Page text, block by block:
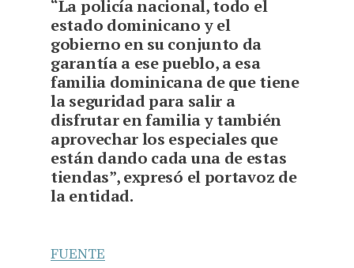
“La policía nacional, todo el
estado dominicano y el
gobierno en su conjunto da
garantía a ese pueblo, a esa
familia dominicana de que tiene
la seguridad para salir a
disfrutar en familia y también
aprovechar los especiales que
están dando cada una de estas
tiendas”, expresó el portavoz de
la entidad.
FUENTE